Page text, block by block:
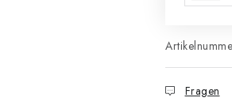
Fragen